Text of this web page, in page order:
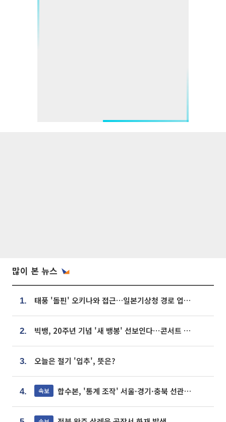
많이 본 뉴스
1. 태풍 '돌핀' 오키나와 접근…일본기상청 경로 업데이트
2. 빅뱅, 20주년 기념 '새 뱅봉' 선보인다⋯콘서트 앞두고 팝업 개최
3. 오늘은 절기 '입추', 뜻은?
4. 속보 합수본, '통계 조작' 서울·경기·충북 선관위 등 추가 압수수색